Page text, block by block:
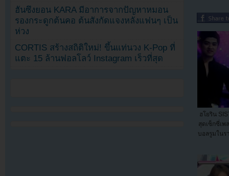
ฮโยริน
สุดเซ็กซี่เพ
บอลรูมในร
ฮันซึงยอน KARA มีอาการจากปัญหาหมอน
รองกระดูกต้นคอ ต้นสังกัดแจงหลังแฟนๆ เป็น
ห่วง
CORTIS สร้างสถิติใหม่! ขึ้นแท่นวง K-Pop ที่
แตะ 15 ล้านฟอลโลว์ Instagram เร็วที่สุด